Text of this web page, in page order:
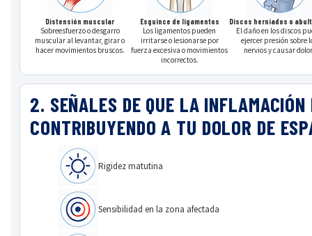
FIEBRE
DOLOR MUSCULAR
MORETONES
DOLOR DE PIE
RESFRIADO
TARGETDistensión muscular
Sobreesfuerzo o desgarro
muscular al levantar, girar o
hacer movimientos bruscos.
Esguince de ligamentos
Los ligamentos pueden
irritarse o lesionarse por
fuerza excesiva o movimientos
incorrectos.
Discos herniados o
El daño en los discos
ejercer presión sobre
nervios y causar
2. SEÑALES DE QUE LA INFLAMACIÓN
CONTRIBUYENDO A TU DOLOR DE
Rigidez matutina
Sensibilidad en la zona afectada